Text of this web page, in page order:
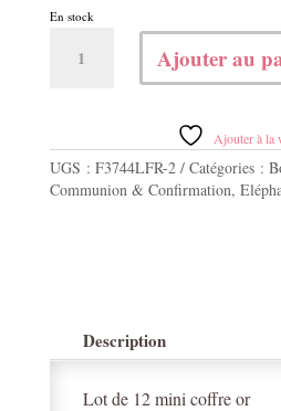
était :
10.80€.
est :
7.56€.
En stock
Mini
coffre
or
Ajouter au
Ajouter à la
UGS : F3744LFR-2 Catégories :
Communion & Confirmation,
Description
Lot de 12 mini coffre or